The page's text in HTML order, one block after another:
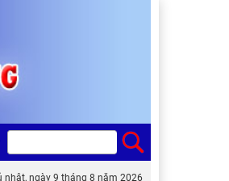
nhật, ngày 9 tháng 8 năm 2026